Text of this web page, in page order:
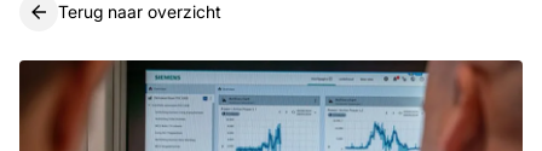
Terug naar overzicht